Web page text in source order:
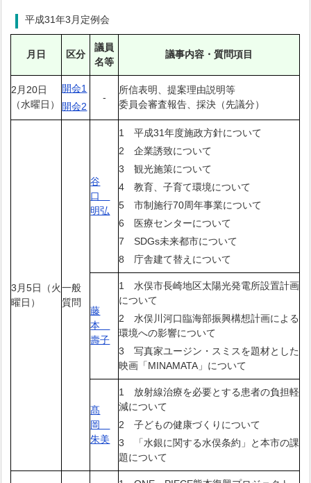
平成31年3月定例会
月日 区分
議員
名等
議事内容・質問項目
2月20日
（水曜日）
開会1
開会2
-
所信表明、提案理由説明等
委員会審査報告、採決（先議分）
3月5日（火
曜日）
一般
質問
谷
口
明弘
1 平成31年度施政方針について
2 企業誘致について
3 観光施策について
4 教育、子育て環境について
5 市制施行70周年事業について
6 医療センターについて
7 SDGs未来都市について
8 庁舎建て替えについて
藤
本
壽子
1 水俣市長崎地区太陽光発電所設置計画
について
2 水俣川河口臨海部振興構想計画による
環境への影響について
3 写真家ユージン・スミスを題材とした
映画「MINAMATA」について
髙
岡
朱美
1 放射線治療を必要とする患者の負担軽
減について
2 子どもの健康づくりについて
3 「水銀に関する水俣条約」と本市の課
題について